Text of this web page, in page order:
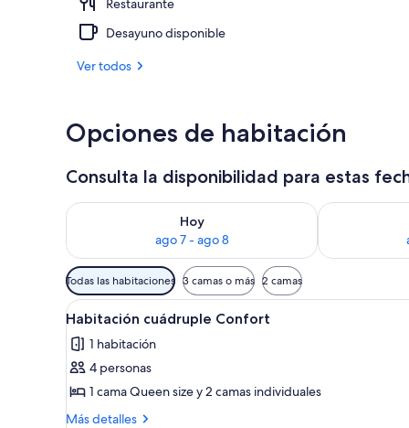
Restaurante
Desayuno disponible
Ver todos
Opciones de habitación
Consulta la disponibilidad para estas
Hoy
ago 7 - ago 8
Consulta la disponibilidad para hoy ago 7 - ago 8
Consulta la
Filtros
disponibles
para
las
habitaciones
Todas las habitaciones 3 camas o más 2 camas
Ver
todas
las
fotos
de
Habitación
Un dormitorio con dos
2
Habitación cuádruple Confort
1 habitación
4 personas
1 cama Queen size y 2 camas individuales
Más detalles
Más